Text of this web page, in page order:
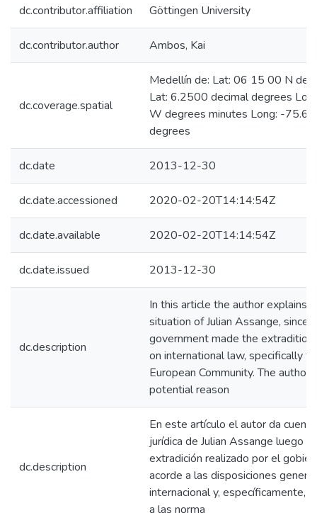
dc.contributor.affiliation Göttingen University
dc.contributor.author Ambos, Kai
dc.coverage.spatial
Medellín de: Lat: 06 15 00 N
Lat: 6.2500 decimal degrees
W degrees minutes Long: -
degrees
dc.date 2013-12-30
dc.date.accessioned 2020-02-20T14:14:54Z
dc.date.available 2020-02-20T14:14:54Z
dc.date.issued 2013-12-30
dc.description
In this article the author explains
situation of Julian Assange, since
government made the
on international law, specifically
European Community. The
potential reason
dc.description
En este artículo el autor da
jurídica de Julian Assange luego
extradición realizado por el
acorde a las disposiciones
internacional y, específicamente,
a las norma